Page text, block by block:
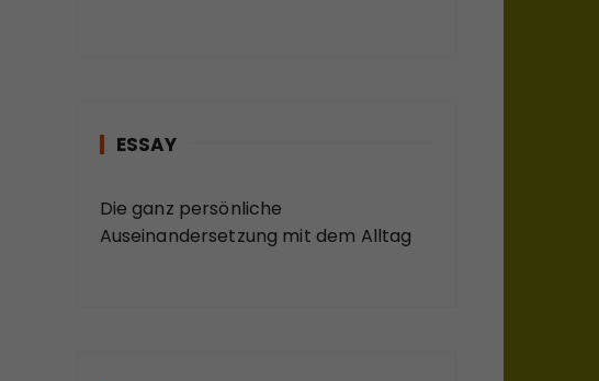
ESSAY
Die ganz persönliche
Auseinandersetzung mit dem Alltag